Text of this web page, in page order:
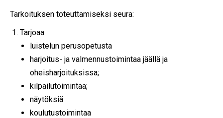
Tarkoituksen toteuttamiseksi seura:
Tarjoaa
luistelun perusopetusta
harjoitus- ja valmennustoimintaa jäällä ja
oheisharjoituksissa;
kilpailutoimintaa;
näytöksiä
koulutustoimintaa